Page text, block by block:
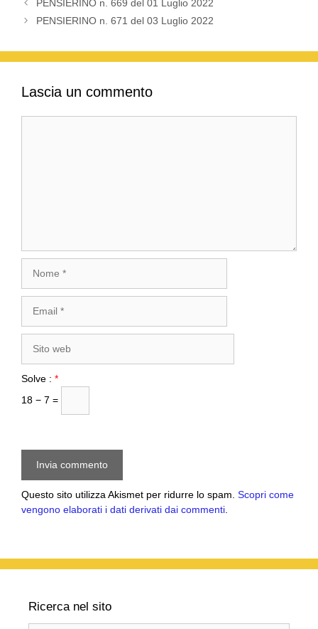
PENSIERINO n. 669 del 01 Luglio 2022
PENSIERINO n. 671 del 03 Luglio 2022
Lascia un commento
web
Solve : *
18 − 7 =
Questo sito utilizza Akismet per ridurre lo spam. Scopri come
vengono elaborati i dati derivati dai commenti.
Ricerca nel sito